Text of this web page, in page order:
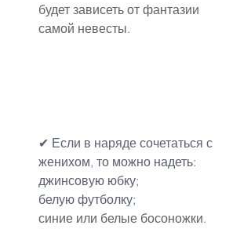
будет зависеть от фантазии
самой невесты.
✔ Если в наряде сочетаться с
женихом, то можно надеть:
джинсовую юбку;
белую футболку;
синие или белые босоножки.